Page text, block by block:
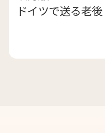
ドイツで送る老後